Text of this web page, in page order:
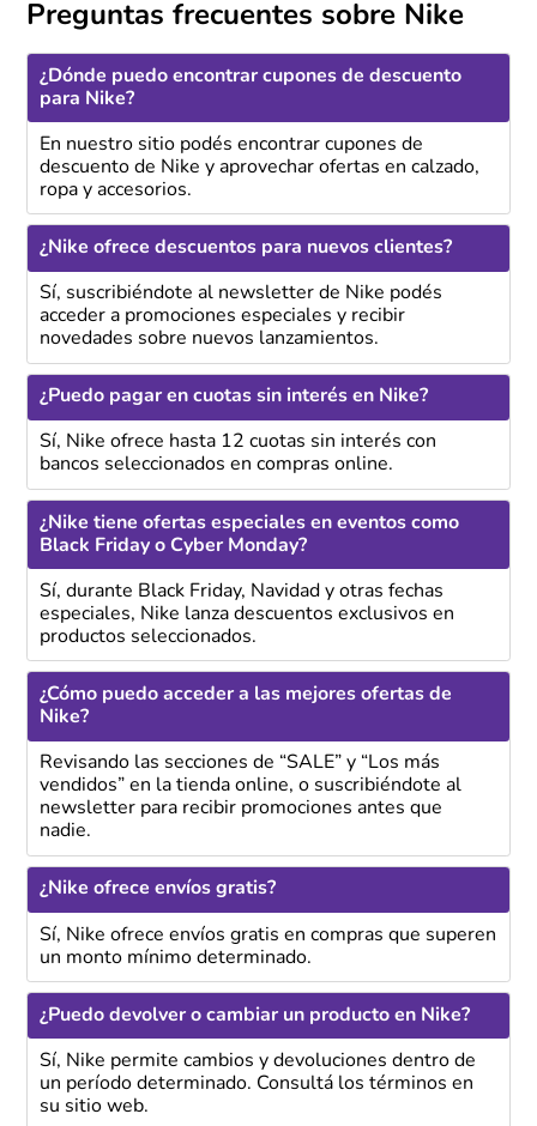
Preguntas frecuentes sobre Nike
¿Dónde puedo encontrar cupones de descuento
para Nike?
En nuestro sitio podés encontrar cupones de
descuento de Nike y aprovechar ofertas en calzado,
ropa y accesorios.
¿Nike ofrece descuentos para nuevos clientes?
Sí, suscribiéndote al newsletter de Nike podés
acceder a promociones especiales y recibir
novedades sobre nuevos lanzamientos.
¿Puedo pagar en cuotas sin interés en Nike?
Sí, Nike ofrece hasta 12 cuotas sin interés con
bancos seleccionados en compras online.
¿Nike tiene ofertas especiales en eventos como
Black Friday o Cyber Monday?
Sí, durante Black Friday, Navidad y otras fechas
especiales, Nike lanza descuentos exclusivos en
productos seleccionados.
¿Cómo puedo acceder a las mejores ofertas de
Nike?
Revisando las secciones de “SALE” y “Los más
vendidos” en la tienda online, o suscribiéndote al
newsletter para recibir promociones antes que
nadie.
¿Nike ofrece envíos gratis?
Sí, Nike ofrece envíos gratis en compras que superen
un monto mínimo determinado.
¿Puedo devolver o cambiar un producto en Nike?
Sí, Nike permite cambios y devoluciones dentro de
un período determinado. Consultá los términos en
su sitio web.